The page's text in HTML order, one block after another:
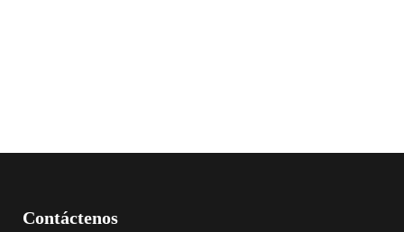
Contáctenos